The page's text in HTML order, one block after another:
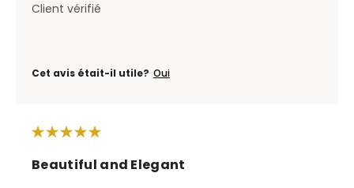
Client vérifié
Cet avis était-il utile? Oui
Beautiful and Elegant